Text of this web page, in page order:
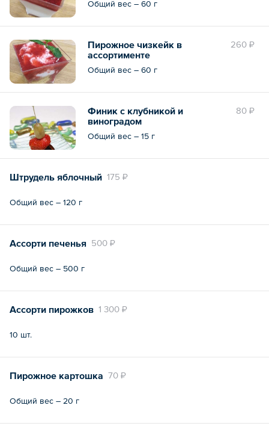
Общий вес – 60 г
260 ₽
Пирожное чизкейк в
ассортименте
Общий вес – 60 г
80 ₽
Финик с клубникой и
виноградом
Общий вес – 15 г
175 ₽
Штрудель яблочный
Общий вес – 120 г
500 ₽
Ассорти печенья
Общий вес – 500 г
1 300 ₽
Ассорти пирожков
10 шт.
70 ₽
Пирожное картошка
Общий вес – 20 г